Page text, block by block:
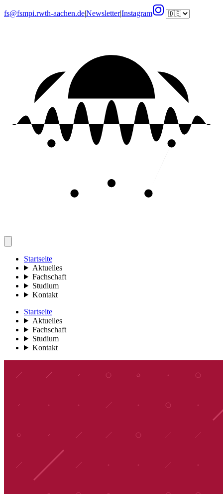
fs@fsmpi.rwth-aachen.de|Newsletter|Instagram |
Startseite
Aktuelles
Fachschaft
Studium
Kontakt
Startseite
Aktuelles
Fachschaft
Studium
Kontakt